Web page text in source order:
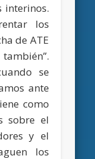
interinos.
los
de ATE
se
ante
como
sobre el
y el
los